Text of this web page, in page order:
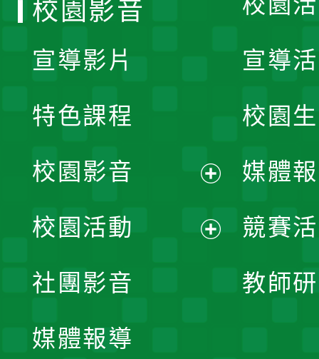
宣導
校園
媒體
競賽
教師
校園影音
宣導影片
特色課程
校園影音
開
校園活動
社團影音
媒體報導